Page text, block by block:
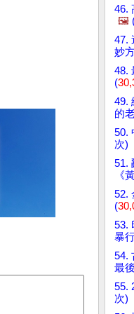
46.
🖼️
47.
妙
48.
(
49.
的
50.
次)
51.
《
52.
(
53.
暴
54.
最
55.
次)